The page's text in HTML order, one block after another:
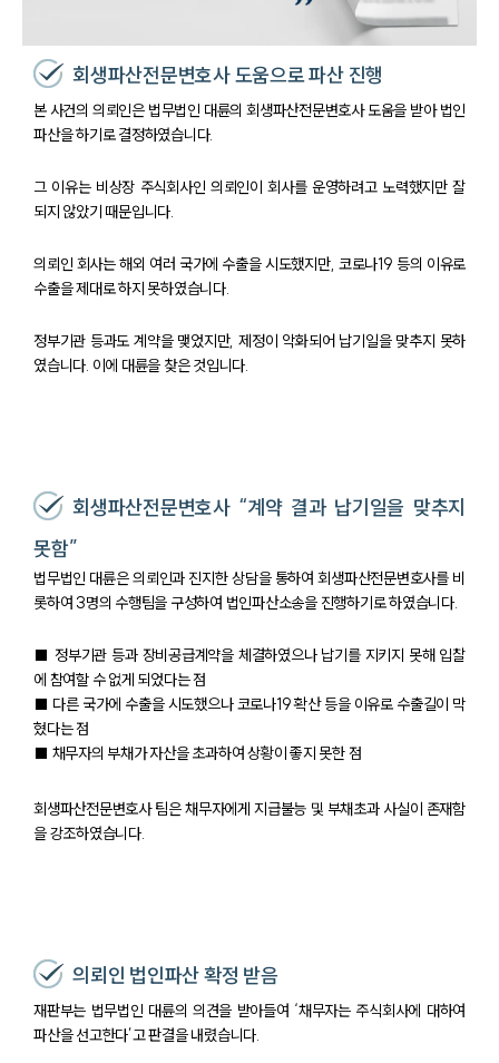
회생파산전문변호사 도움으로 파산 진행
본 사건의 의뢰인은 법무법인 대륜의 회생파산전문변호사 도움을 받아 법인
파산을 하기로 결정하였습니다.
그 이유는 비상장 주식회사인 의뢰인이 회사를 운영하려고 노력했지만 잘
되지 않았기 때문입니다.
의뢰인 회사는 해외 여러 국가에 수출을 시도했지만, 코로나19 등의 이유로
수출을 제대로 하지 못하였습니다.
정부기관 등과도 계약을 맺었지만, 제정이 악화되어 납기일을 맞추지 못하
였습니다. 이에 대륜을 찾은 것입니다.
회생파산전문변호사 “계약 결과 납기일을 맞추지
못함”
법무법인 대륜은 의뢰인과 진지한 상담을 통하여 회생파산전문변호사를 비
롯하여 3명의 수행팀을 구성하여 법인파산소송을 진행하기로 하였습니다.
■ 정부기관 등과 장비공급계약을 체결하였으나 납기를 지키지 못해 입찰
에 참여할 수 없게 되었다는 점
■ 다른 국가에 수출을 시도했으나 코로나19 확산 등을 이유로 수출길이 막
혔다는 점
■ 채무자의 부채가 자산을 초과하여 상황이 좋지 못한 점
회생파산전문변호사 팀은 채무자에게 지급불능 및 부채초과 사실이 존재함
을 강조하였습니다.
의뢰인 법인파산 확정 받음
재판부는 법무법인 대륜의 의견을 받아들여 ‘채무자는 주식회사에 대하여
파산을 선고한다’고 판결을 내렸습니다.